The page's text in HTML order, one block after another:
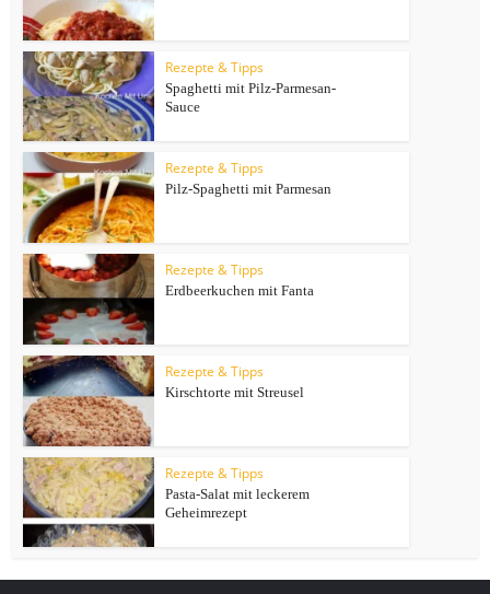
Rezepte & Tipps
Spaghetti mit Pilz-Parmesan-
Sauce
Rezepte & Tipps
Pilz-Spaghetti mit Parmesan
Rezepte & Tipps
Erdbeerkuchen mit Fanta
Rezepte & Tipps
Kirschtorte mit Streusel
Rezepte & Tipps
Pasta-Salat mit leckerem
Geheimrezept